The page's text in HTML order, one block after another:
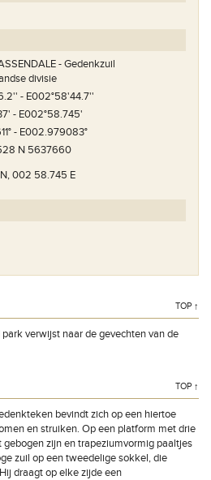
- Gedenkzuil
divisie
- E002°58'44.7''
- E002°58.745'
- E002.979083°
N 5637660
002 58.745 E
TOP ↑
verwijst naar de gevechten van de
TOP ↑
bevindt zich op een hiertoe
en struiken. Op een platform met drie
zijn en trapeziumvormig paaltjes
zuil op een tweedelige sokkel, die
draagt op elke zijde een